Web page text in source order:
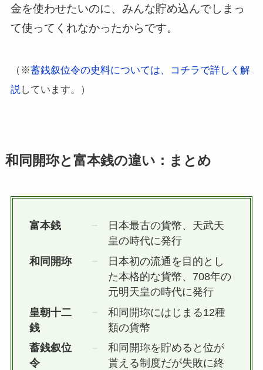
金を使わせたいのに、みんな貯め込んでしまっ
て使ってくれなかったからです。
（※蓄銭叙位令の史料については、コチラで詳しく解
説 しています。）
和同開珎と富本銭の違い：まとめ
富本銭
日本最古の貨幣、天武天
皇の時代に発行
和同開珎
日本初の流通を目的とし
た本格的な貨幣、708年の
元明天皇の時代に発行
皇朝十二
銭
和同開珎にはじまる12種
類の貨幣
蓄銭叙位
令
和同開珎を貯めると位が
貰える制度だが失敗に終